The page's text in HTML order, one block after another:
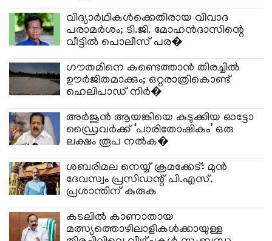
വിദ്യാർഥികൾക്കെതിരായ വിവാദ
പരാമർശം; ടി.ജി. മോഹൻദാസിന്റെ
വീട്ടിൽ പൊലീസ് പര�
ഗൗതമിനെ കണ്ടെത്താൻ തിരച്ചിൽ
ഊർജിതമാക്കും; ഒറ്റരാത്രികൊണ്ട്
ഹെലിപാഡ് നിർ�
അർജുൻ ആയങ്കിയെ കുടുക്കിയ ഓട്ടോ
ഡ്രൈവർക്ക് ‘പാരിതോഷികം’ ഒരു
ലക്ഷം രൂപ നൽക�
ശബരിമല നെയ്യ് ക്രമക്കേട്: മുൻ
ദേവസ്വം പ്രസിഡന്റ് പി.എസ്.
പ്രശാന്തിന് കുരുക
കടലിൽ കാണാതായ
മത്സ്യത്തൊഴിലാളികൾക്കായുള്ള